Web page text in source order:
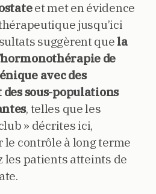
et met en évidence
jusqu’ici
suggèrent que la
de
avec des
sous-populations
, telles que les
» décrites ici,
contrôle à long terme
les patients atteints de